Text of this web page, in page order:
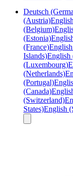
Deutsch
(Austria)
(Belgium)
(Estonia)
(France)
Islands)English
(Luxembourg)
(Netherlands)
(Portugal)
(Canada)
(Switzerland)
States)English